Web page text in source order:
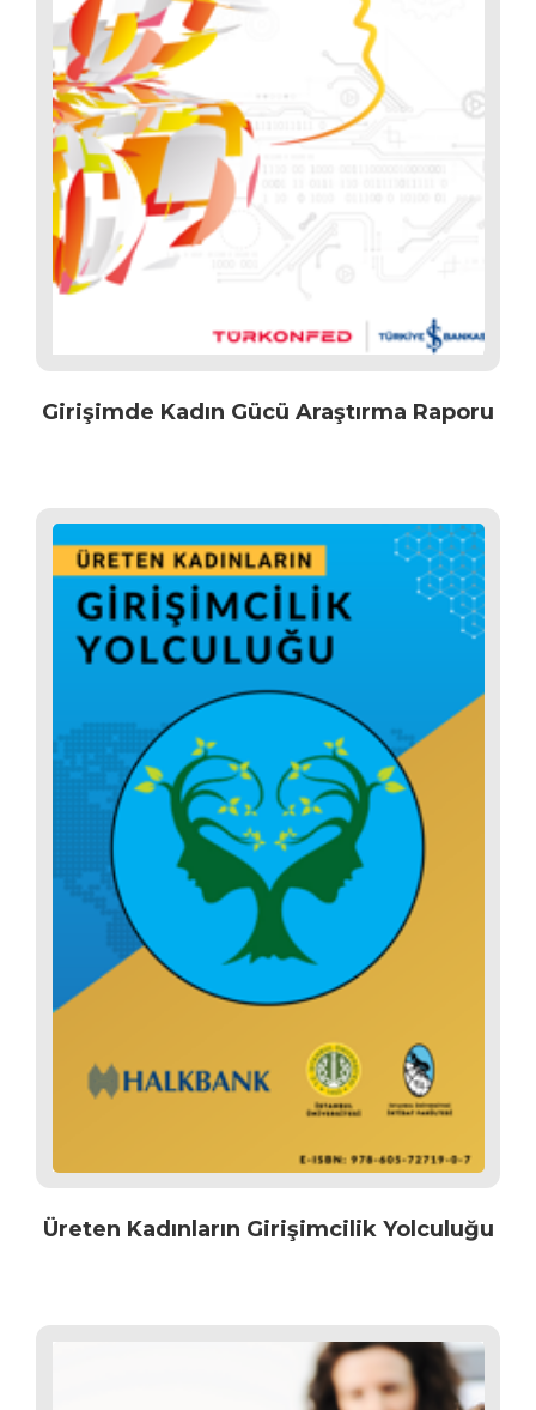
Girişimde Kadın Gücü Araştırma Raporu
Üreten Kadınların Girişimcilik Yolculuğu